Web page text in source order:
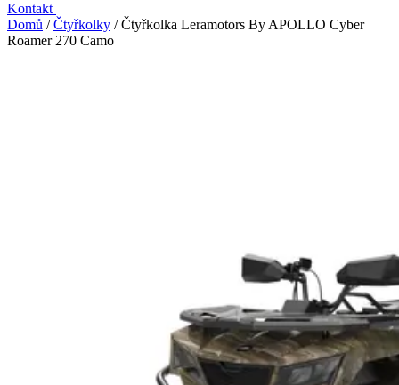
Kontakt
Domů / Čtyřkolky / Čtyřkolka Leramotors By APOLLO Cyber
Roamer 270 Camo